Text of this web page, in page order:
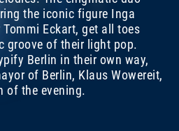
the iconic figure Inga
Eckart, get all toes
groove of their light pop.
Berlin in their own way,
of Berlin, Klaus Wowereit,
of the evening.